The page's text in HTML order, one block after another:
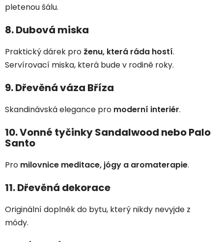
pletenou šálu.
8. Dubová miska
Praktický dárek pro ženu, která ráda hostí.
Servírovací miska, která bude v rodině roky.
9. Dřevěná váza Bříza
Skandinávská elegance pro moderní interiér.
10. Vonné tyčinky Sandalwood nebo Palo
Santo
Pro milovnice meditace, jógy a aromaterapie.
11. Dřevěná dekorace
Originální doplněk do bytu, který nikdy nevyjde z
módy.